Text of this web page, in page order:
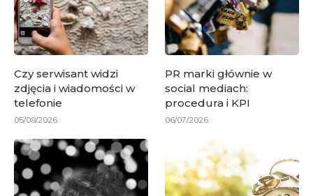
Czy serwisant widzi
zdjęcia i wiadomości w
telefonie
05/08/2026
PR marki głównie w
social mediach:
procedura i KPI
06/07/2026